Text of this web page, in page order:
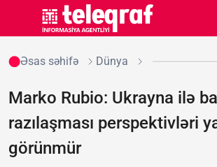
Əsas səhifə Dünya
Marko Rubio: Ukrayna ilə
razılaşması perspektivləri
görünmür